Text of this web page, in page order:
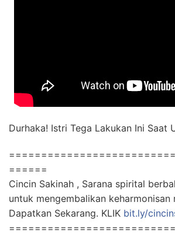
Durhaka! Istri Tega Lakukan Ini Saat
======
Cincin Sakinah , Sarana spirital
untuk mengembalikan keharmonisan
Dapatkan Sekarang. KLIK bit.ly/